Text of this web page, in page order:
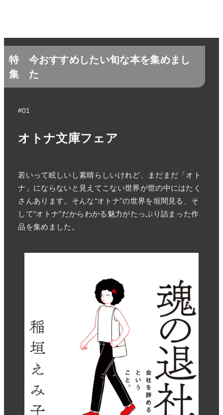
特
集
今おすすめしたい旬な本を集めまし
た
#01
オトナ文庫フェア
若いって眩しいし素晴らしいけれど、まだまだ「オト
ナ」にならないと見えてこない世界が世の中にはたく
さんあります。そんな“オトナ”の世界を垣間見る、そ
して“オトナ”だからわかる魅力がたっぷり詰まった作
品を集めました。